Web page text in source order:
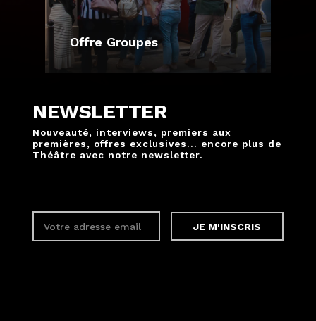
Offre Groupes
NEWSLETTER
Nouveauté, interviews, premiers aux
premières, offres exclusives... encore plus de
Théâtre avec notre newsletter.
JE M'INSCRIS